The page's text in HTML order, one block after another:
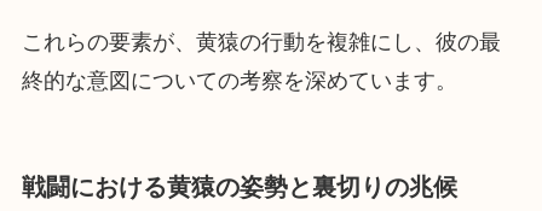
これらの要素が、黄猿の行動を複雑にし、彼の最
終的な意図についての考察を深めています。
戦闘における黄猿の姿勢と裏切りの兆候